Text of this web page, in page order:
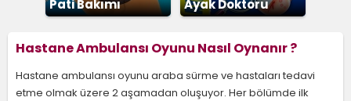
Pati Bakımı Ayak Doktoru
Hastane Ambulansı Oyunu Nasıl Oynanır ?
Hastane ambulansı oyunu araba sürme ve hastaları tedavi
etme olmak üzere 2 aşamadan oluşuyor. Her bölümde ilk